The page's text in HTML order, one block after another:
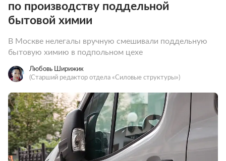
по производству поддельной
бытовой химии
В Москве нелегалы вручную смешивали поддельную
бытовую химию в подпольном цехе
Любовь Ширижик
(Старший редактор отдела «Силовые структуры»)